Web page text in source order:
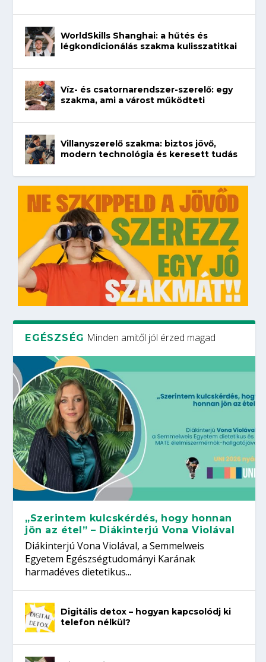
WorldSkills Shanghai: a hűtés és
légkondicionálás szakma kulisszatitkai
Víz- és csatornarendszer-szerelő: egy
szakma, ami a várost működteti
Villanyszerelő szakma: biztos jövő,
modern technológia és keresett tudás
EGÉSZSÉG Minden amitől jól érzed magad
„Szerintem kulcskérdés, hogy honnan
jön az étel” – Diákinterjú Vona Violával
Diákinterjú Vona Violával, a Semmelweis
Egyetem Egészségtudományi Karának
harmadéves dietetikus...
Digitális detox – hogyan kapcsolódj ki
telefon nélkül?